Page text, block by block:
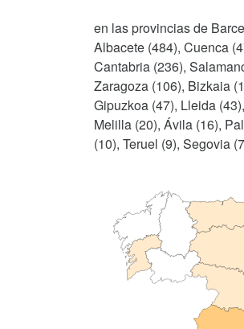
en las provincias de
Albacete (484), Cuenca
Cantabria (236),
Zaragoza (106), Bizkaia
Gipuzkoa (47), Lleida
Melilla (20), Ávila (16),
(10), Teruel (9), Segovia